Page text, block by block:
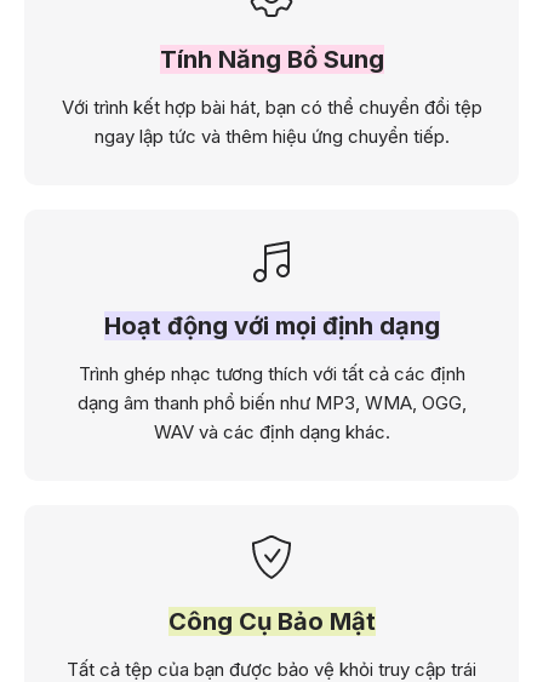
Tính Năng Bổ Sung
Với trình kết hợp bài hát, bạn có thể chuyển đổi tệp
ngay lập tức và thêm hiệu ứng chuyển tiếp.
Hoạt động với mọi định dạng
Trình ghép nhạc tương thích với tất cả các định
dạng âm thanh phổ biến như MP3, WMA, OGG,
WAV và các định dạng khác.
Công Cụ Bảo Mật
Tất cả tệp của bạn được bảo vệ khỏi truy cập trái